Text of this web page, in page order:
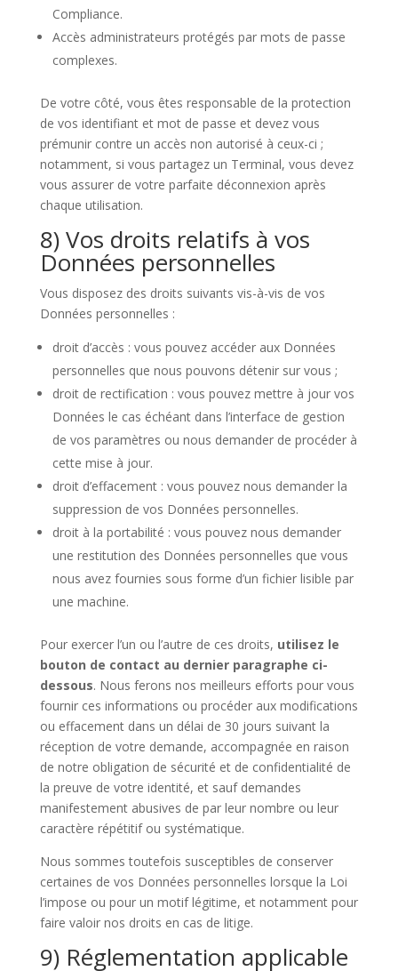
Compliance.
Accès administrateurs protégés par mots de passe
complexes.
De votre côté, vous êtes responsable de la protection
de vos identifiant et mot de passe et devez vous
prémunir contre un accès non autorisé à ceux-ci ;
notamment, si vous partagez un Terminal, vous devez
vous assurer de votre parfaite déconnexion après
chaque utilisation.
8) Vos droits relatifs à vos
Données personnelles
Vous disposez des droits suivants vis-à-vis de vos
Données personnelles :
droit d’accès : vous pouvez accéder aux Données
personnelles que nous pouvons détenir sur vous ;
droit de rectification : vous pouvez mettre à jour vos
Données le cas échéant dans l’interface de gestion
de vos paramètres ou nous demander de procéder à
cette mise à jour.
droit d’effacement : vous pouvez nous demander la
suppression de vos Données personnelles.
droit à la portabilité : vous pouvez nous demander
une restitution des Données personnelles que vous
nous avez fournies sous forme d’un fichier lisible par
une machine.
Pour exercer l’un ou l’autre de ces droits, utilisez le
bouton de contact au dernier paragraphe ci-
dessous. Nous ferons nos meilleurs efforts pour vous
fournir ces informations ou procéder aux modifications
ou effacement dans un délai de 30 jours suivant la
réception de votre demande, accompagnée en raison
de notre obligation de sécurité et de confidentialité de
la preuve de votre identité, et sauf demandes
manifestement abusives de par leur nombre ou leur
caractère répétitif ou systématique.
Nous sommes toutefois susceptibles de conserver
certaines de vos Données personnelles lorsque la Loi
l’impose ou pour un motif légitime, et notamment pour
faire valoir nos droits en cas de litige.
9) Réglementation applicable